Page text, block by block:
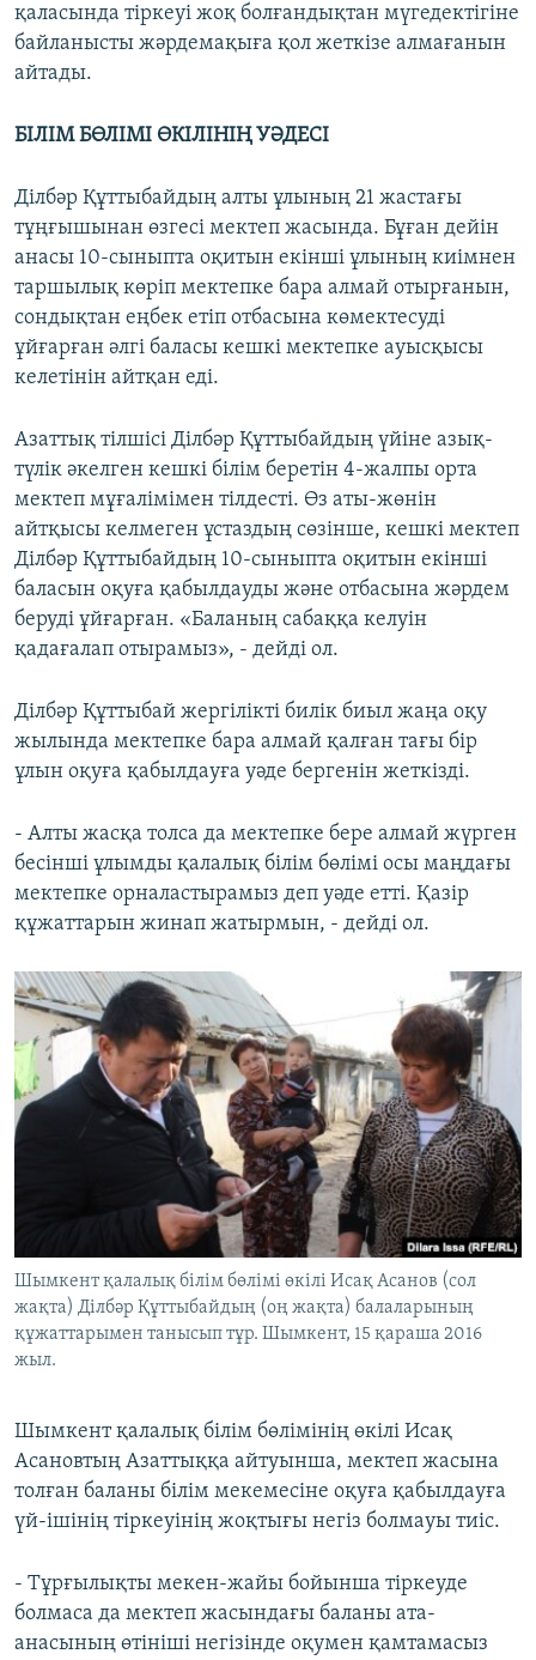
қаласында тіркеуі жоқ болғандықтан мүгедектігіне
байланысты жәрдемақыға қол жеткізе алмағанын
айтады.
БІЛІМ БӨЛІМІ ӨКІЛІНІҢ УӘДЕСІ
Ділбәр Құттыбайдың алты ұлының 21 жастағы
тұңғышынан өзгесі мектеп жасында. Бұған дейін
анасы 10-сыныпта оқитын екінші ұлының киімнен
таршылық көріп мектепке бара алмай отырғанын,
сондықтан еңбек етіп отбасына көмектесуді
ұйғарған әлгі баласы кешкі мектепке ауысқысы
келетінін айтқан еді.
Азаттық тілшісі Ділбәр Құттыбайдың үйіне азық-
түлік әкелген кешкі білім беретін 4-жалпы орта
мектеп мұғалімімен тілдесті. Өз аты-жөнін
айтқысы келмеген ұстаздың сөзінше, кешкі мектеп
Ділбәр Құттыбайдың 10-сыныпта оқитын екінші
баласын оқуға қабылдауды және отбасына жәрдем
беруді ұйғарған. «Баланың сабаққа келуін
қадағалап отырамыз», - дейді ол.
Ділбәр Құттыбай жергілікті билік биыл жаңа оқу
жылында мектепке бара алмай қалған тағы бір
ұлын оқуға қабылдауға уәде бергенін жеткізді.
- Алты жасқа толса да мектепке бере алмай жүрген
бесінші ұлымды қалалық білім бөлімі осы маңдағы
мектепке орналастырамыз деп уәде етті. Қазір
құжаттарын жинап жатырмын, - дейді ол.
Шымкент қалалық білім бөлімі өкілі Исақ Асанов (сол
жақта) Ділбәр Құттыбайдың (оң жақта) балаларының
құжаттарымен танысып тұр. Шымкент, 15 қараша 2016
жыл.
Шымкент қалалық білім бөлімінің өкілі Исақ
Асановтың Азаттыққа айтуынша, мектеп жасына
толған баланы білім мекемесіне оқуға қабылдауға
үй-ішінің тіркеуінің жоқтығы негіз болмауы тиіс.
- Тұрғылықты мекен-жайы бойынша тіркеуде
болмаса да мектеп жасындағы баланы ата-
анасының өтініші негізінде оқумен қамтамасыз